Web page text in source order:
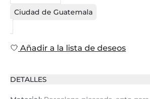
Ciudad de Guatemala
Añadir a la lista de deseos
DETALLES